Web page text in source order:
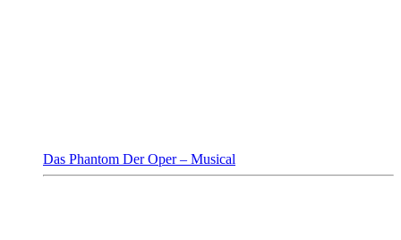
Das Phantom Der Oper – Musical